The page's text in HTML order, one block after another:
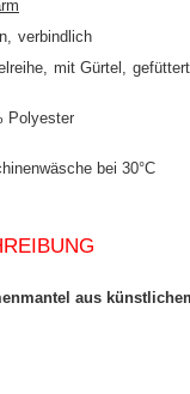
verbindlich
mit Gürtel gefüttert
Polyester
bei 30°C
aus